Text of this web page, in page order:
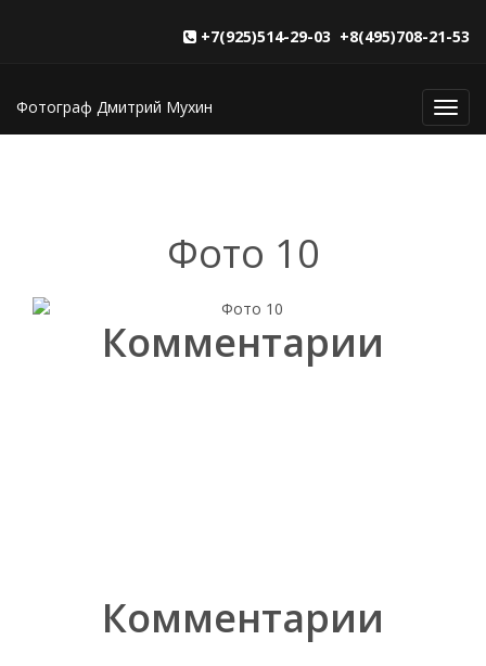
+7(925)514-29-03 +8(495)708-21-53
Фотограф Дмитрий Мухин
Фото 10
Комментарии
Комментарии